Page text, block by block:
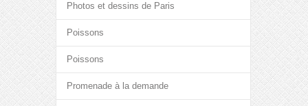
Photos et dessins de Paris
Poissons
Poissons
Promenade à la demande